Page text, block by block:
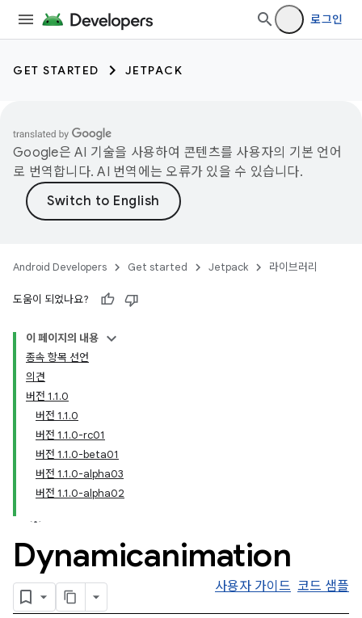
로그인
GET STARTED JETPACK
Google은 AI 기술을 사용하여 콘텐츠를 사용자의 기본 언어
로 번역합니다. AI 번역에는 오류가 있을 수 있습니다.
Android Developers Get started Jetpack 라이브러리
도움이 되었나요?
이 페이지의 내용
종속 항목 선언
의견
버전 1.1.0
버전 1.1.0
버전 1.1.0-rc01
버전 1.1.0-beta01
버전 1.1.0-alpha03
버전 1.1.0-alpha02
Dynamicanimation
사용자 가이드 코드 샘플